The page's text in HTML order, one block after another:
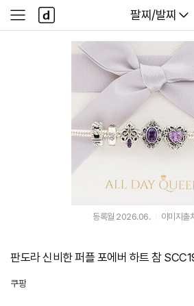
다나와
팔찌/발찌
사
이
다
나
와
등록월 2026.06. 이미지출
판도라 신비한 퍼플 포에버 하트 참
쿠팡